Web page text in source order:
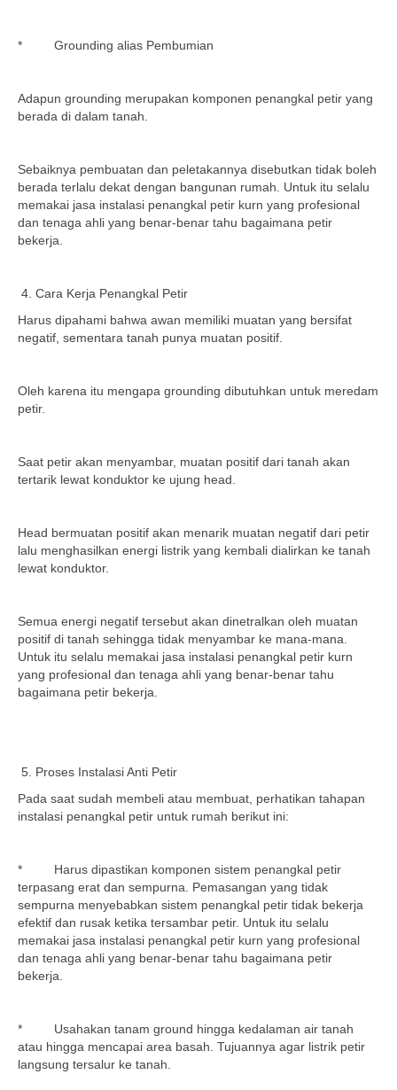
* Grounding alias Pembumian
Adapun grounding merupakan komponen penangkal petir yang
berada di dalam tanah.
Sebaiknya pembuatan dan peletakannya disebutkan tidak boleh
berada terlalu dekat dengan bangunan rumah. Untuk itu selalu
memakai jasa instalasi penangkal petir kurn yang profesional
dan tenaga ahli yang benar-benar tahu bagaimana petir
bekerja.
Cara Kerja Penangkal Petir
Harus dipahami bahwa awan memiliki muatan yang bersifat
negatif, sementara tanah punya muatan positif.
Oleh karena itu mengapa grounding dibutuhkan untuk meredam
petir.
Saat petir akan menyambar, muatan positif dari tanah akan
tertarik lewat konduktor ke ujung head.
Head bermuatan positif akan menarik muatan negatif dari petir
lalu menghasilkan energi listrik yang kembali dialirkan ke tanah
lewat konduktor.
Semua energi negatif tersebut akan dinetralkan oleh muatan
positif di tanah sehingga tidak menyambar ke mana-mana.
Untuk itu selalu memakai jasa instalasi penangkal petir kurn
yang profesional dan tenaga ahli yang benar-benar tahu
bagaimana petir bekerja.
Proses Instalasi Anti Petir
Pada saat sudah membeli atau membuat, perhatikan tahapan
instalasi penangkal petir untuk rumah berikut ini:
* Harus dipastikan komponen sistem penangkal petir
terpasang erat dan sempurna. Pemasangan yang tidak
sempurna menyebabkan sistem penangkal petir tidak bekerja
efektif dan rusak ketika tersambar petir. Untuk itu selalu
memakai jasa instalasi penangkal petir kurn yang profesional
dan tenaga ahli yang benar-benar tahu bagaimana petir
bekerja.
* Usahakan tanam ground hingga kedalaman air tanah
atau hingga mencapai area basah. Tujuannya agar listrik petir
langsung tersalur ke tanah.